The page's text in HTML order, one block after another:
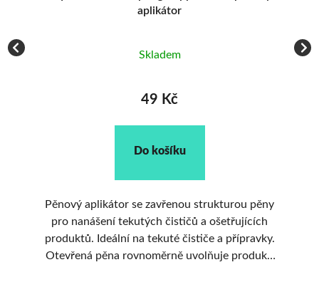
aplikátor
Skladem
49 Kč
Do košíku
Pěnový aplikátor se zavřenou strukturou pěny
pro nanášení tekutých čističů a ošetřujících
produktů. Ideální na tekuté čističe a přípravky.
Otevřená pěna rovnoměrně uvolňuje produkt.